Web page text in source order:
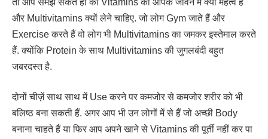
और Multivitamins क्यों लेने चाहिए. जो लोग Gym जाते हैं और
Exercise करते हैं वो लोग भी Multivitamins का जमकर इस्तेमाल करते
हैं. क्योंकि Protein के साथ Multivitamins की जुगलबंदी बहुत
जबरदस्त है.
दोनों चीज़ें साथ साथ में Use करने पर कमजोर से कमजोर शरीर को भी
बलिष्ठ बना सकती हैं. अगर आप भी उन लोगों में से हैं जो अच्छी Body
बनाना चाहते हैं या फिर आप अपने खाने से Vitamins की पूर्ती नहीं कर पा